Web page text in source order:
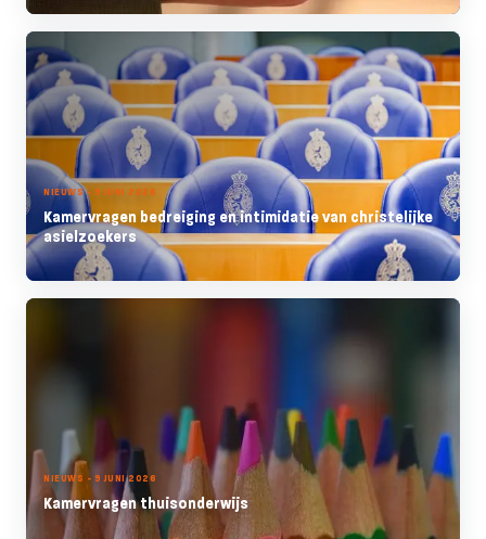
NIEUWS - 9 JUNI 2026
Kamervragen bedreiging en intimidatie van christelijke
asielzoekers
NIEUWS - 9 JUNI 2026
Kamervragen thuisonderwijs